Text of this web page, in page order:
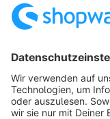
Notice: * All prices